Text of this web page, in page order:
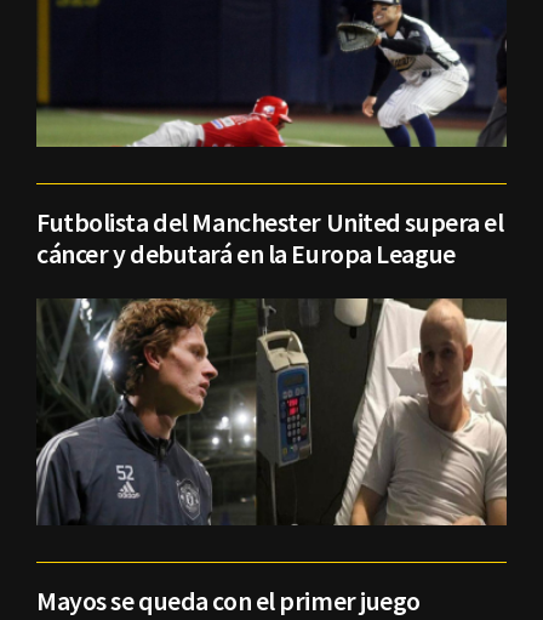
Futbolista del Manchester United supera el
cáncer y debutará en la Europa League
Mayos se queda con el primer juego